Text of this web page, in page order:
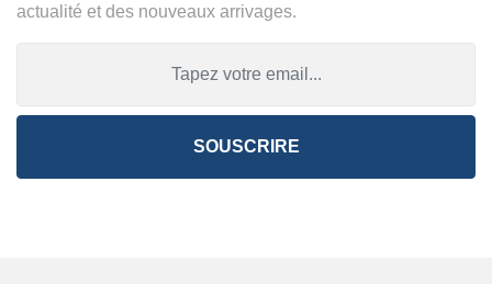
actualité et des nouveaux arrivages.
SOUSCRIRE